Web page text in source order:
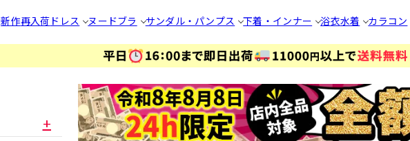
新作再入荷 ドレス ヌードブラ サンダル・パンプス 下着・インナー 浴衣水着 カラコン